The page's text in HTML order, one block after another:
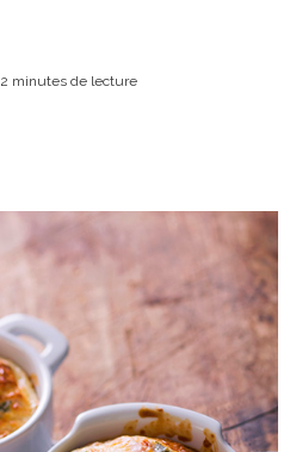
2 minutes de lecture